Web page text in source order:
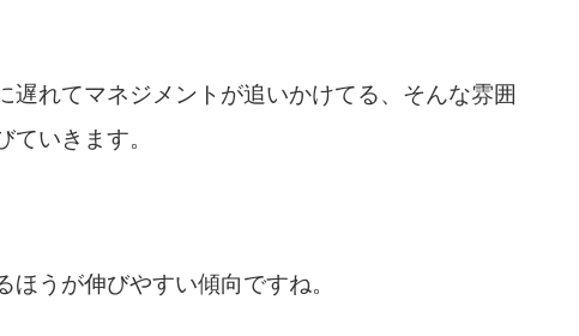
遅れてマネジメントが追いかけてる、そんな雰囲
いきます。
うが伸びやすい傾向ですね。